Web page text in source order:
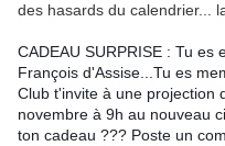
des hasards du calendrier...
CADEAU SURPRISE : Tu es
François d'Assise...Tu es
Club t'invite à une projection
novembre à 9h au nouveau
ton cadeau ??? Poste un